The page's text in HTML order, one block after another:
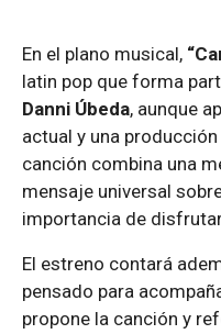
En el plano musical,
latin pop que forma
Danni Úbeda, aunque
actual y una
canción combina una
mensaje universal
importancia de
El estreno contará
pensado para
propone la canción y